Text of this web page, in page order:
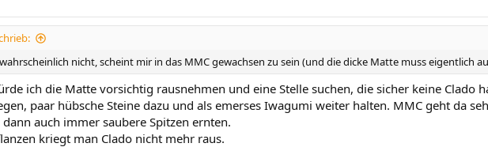
nicht, scheint mir in das MMC gewachsen zu sein (und die dicke Matte muss eigentlich
ich die Matte vorsichtig rausnehmen und eine Stelle suchen, die sicher keine
paar hübsche Steine dazu und als emerses Iwagumi weiter halten. MMC geht da
auch immer saubere Spitzen ernten.
kriegt man Clado nicht mehr raus.